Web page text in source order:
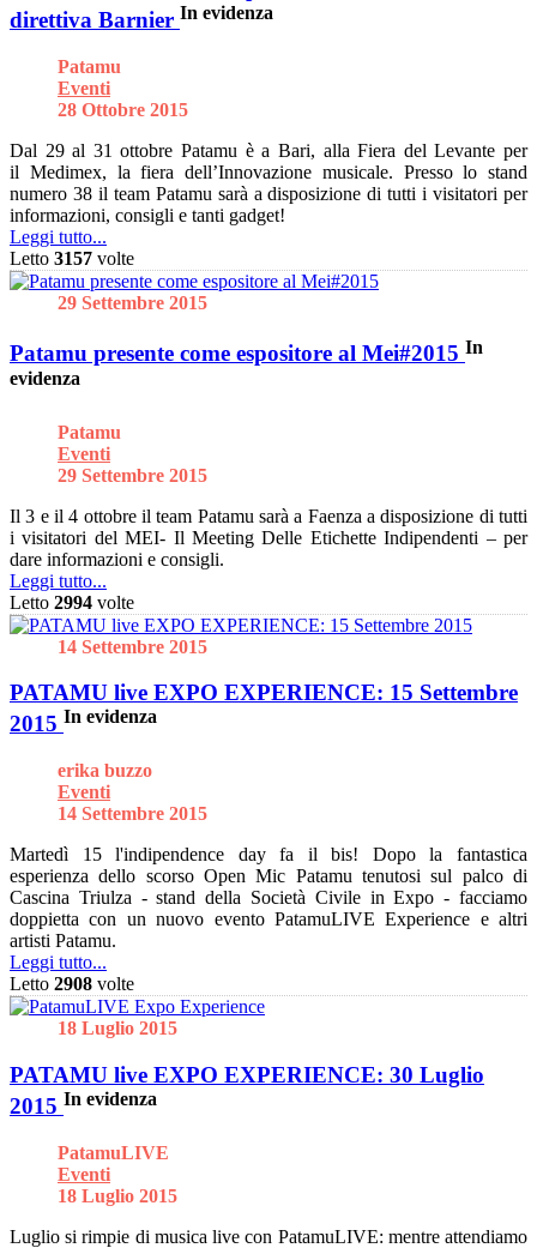
direttiva Barnier In evidenza
Patamu
Eventi
28 Ottobre 2015
Dal 29 al 31 ottobre Patamu è a Bari, alla Fiera del Levante per
il Medimex, la fiera dell’Innovazione musicale. Presso lo stand
numero 38 il team Patamu sarà a disposizione di tutti i visitatori per
informazioni, consigli e tanti gadget!
Leggi tutto...
Letto 3157 volte
29 Settembre 2015
Patamu presente come espositore al Mei#2015 In
evidenza
Patamu
Eventi
29 Settembre 2015
Il 3 e il 4 ottobre il team Patamu sarà a Faenza a disposizione di tutti
i visitatori del MEI- Il Meeting Delle Etichette Indipendenti – per
dare informazioni e consigli.
Leggi tutto...
Letto 2994 volte
14 Settembre 2015
PATAMU live EXPO EXPERIENCE: 15 Settembre
2015 In evidenza
erika buzzo
Eventi
14 Settembre 2015
Martedì 15 l'indipendence day fa il bis! Dopo la fantastica
esperienza dello scorso Open Mic Patamu tenutosi sul palco di
Cascina Triulza - stand della Società Civile in Expo - facciamo
doppietta con un nuovo evento PatamuLIVE Experience e altri
artisti Patamu.
Leggi tutto...
Letto 2908 volte
18 Luglio 2015
PATAMU live EXPO EXPERIENCE: 30 Luglio
2015 In evidenza
PatamuLIVE
Eventi
18 Luglio 2015
Luglio si rimpie di musica live con PatamuLIVE: mentre attendiamo